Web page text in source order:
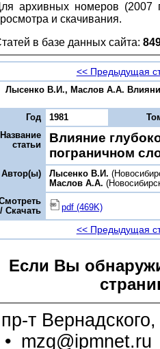
архивных номеров (2007
и скачивания.
в базе данных сайта:
<< Предыдущая
Лысенко В.И., Маслов А.А.
Год 1981
Название
статьи
Влияние
пограничном
Автор(ы) Лысенко В.И.
Маслов А.А.
/ Скачать
pdf (469K)
<< Предыдущая
Если Вы
т
• mzg@ipmnet.ru